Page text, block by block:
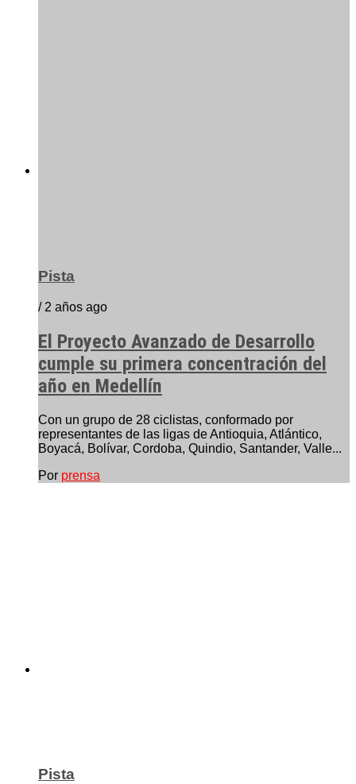
Pista
/ 2 años ago
El Proyecto Avanzado de Desarrollo
cumple su primera concentración del
año en Medellín
Con un grupo de 28 ciclistas, conformado por
representantes de las ligas de Antioquia, Atlántico,
Boyacá, Bolívar, Cordoba, Quindio, Santander, Valle...
Por prensa
Pista